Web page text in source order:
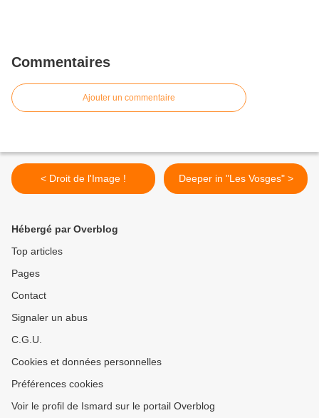
Commentaires
Ajouter un commentaire
< Droit de l'Image ! Deeper in "Les Vosges" >
Hébergé par Overblog
Top articles
Pages
Contact
Signaler un abus
C.G.U.
Cookies et données personnelles
Préférences cookies
Voir le profil de Ismard sur le portail Overblog